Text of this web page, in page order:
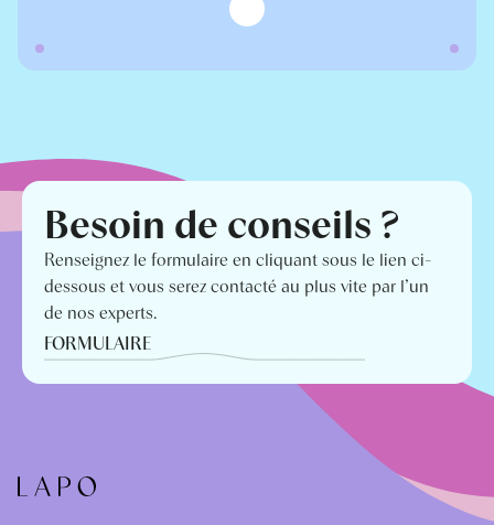
Besoin de conseils ?
Renseignez le formulaire en cliquant sous le lien ci-
dessous et vous serez contacté au plus vite par l’un
de nos experts.
FORMULAIRE